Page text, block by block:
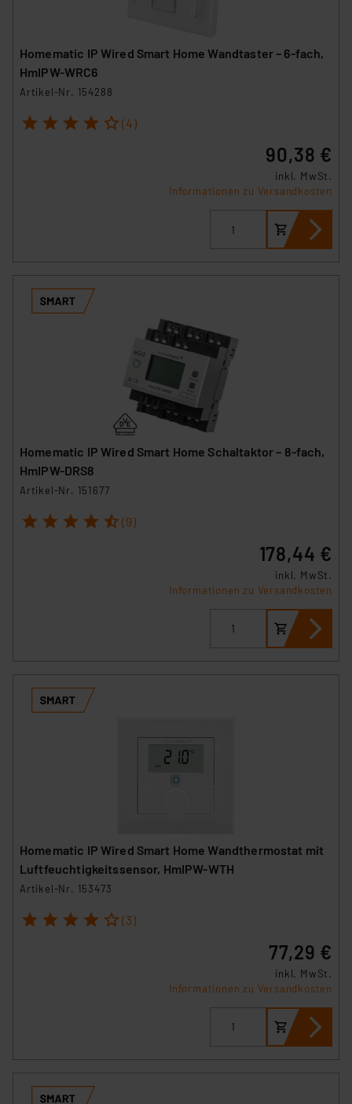
Homematic IP Wired Smart Home Wandtaster – 6-fach,
HmIPW-WRC6
Artikel-Nr. 154288
1 2 3 4 5 (4)
90,38 €
inkl. MwSt.
Informationen zu Versandkosten
Homematic IP Wired Smart Home Schaltaktor – 8-fach,
HmIPW-DRS8
Artikel-Nr. 151677
1 2 3 4 5 (9)
178,44 €
inkl. MwSt.
Informationen zu Versandkosten
Homematic IP Wired Smart Home Wandthermostat mit
Luftfeuchtigkeitssensor, HmIPW-WTH
Artikel-Nr. 153473
1 2 3 4 5 (3)
77,29 €
inkl. MwSt.
Informationen zu Versandkosten